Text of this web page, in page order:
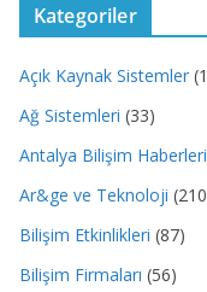
Kategoriler
Açık Kaynak Sistemler
Ağ Sistemleri (33)
Antalya Bilişim Haberleri
Ar&ge ve Teknoloji
Bilişim Etkinlikleri (87)
Bilişim Firmaları (56)